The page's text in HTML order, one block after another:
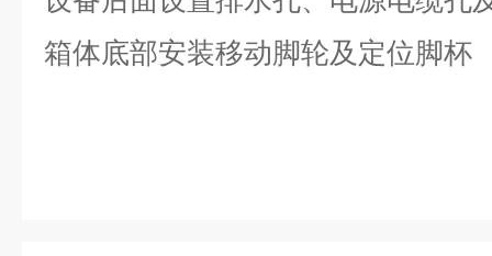
箱体底部安装移动脚轮及定位脚杯